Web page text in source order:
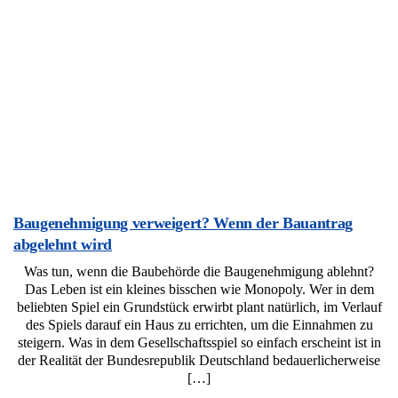
Baugenehmigung verweigert? Wenn der Bauantrag
abgelehnt wird
Was tun, wenn die Baubehörde die Baugenehmigung ablehnt?
Das Leben ist ein kleines bisschen wie Monopoly. Wer in dem
beliebten Spiel ein Grundstück erwirbt plant natürlich, im Verlauf
des Spiels darauf ein Haus zu errichten, um die Einnahmen zu
steigern. Was in dem Gesellschaftsspiel so einfach erscheint ist in
der Realität der Bundesrepublik Deutschland bedauerlicherweise
[…]